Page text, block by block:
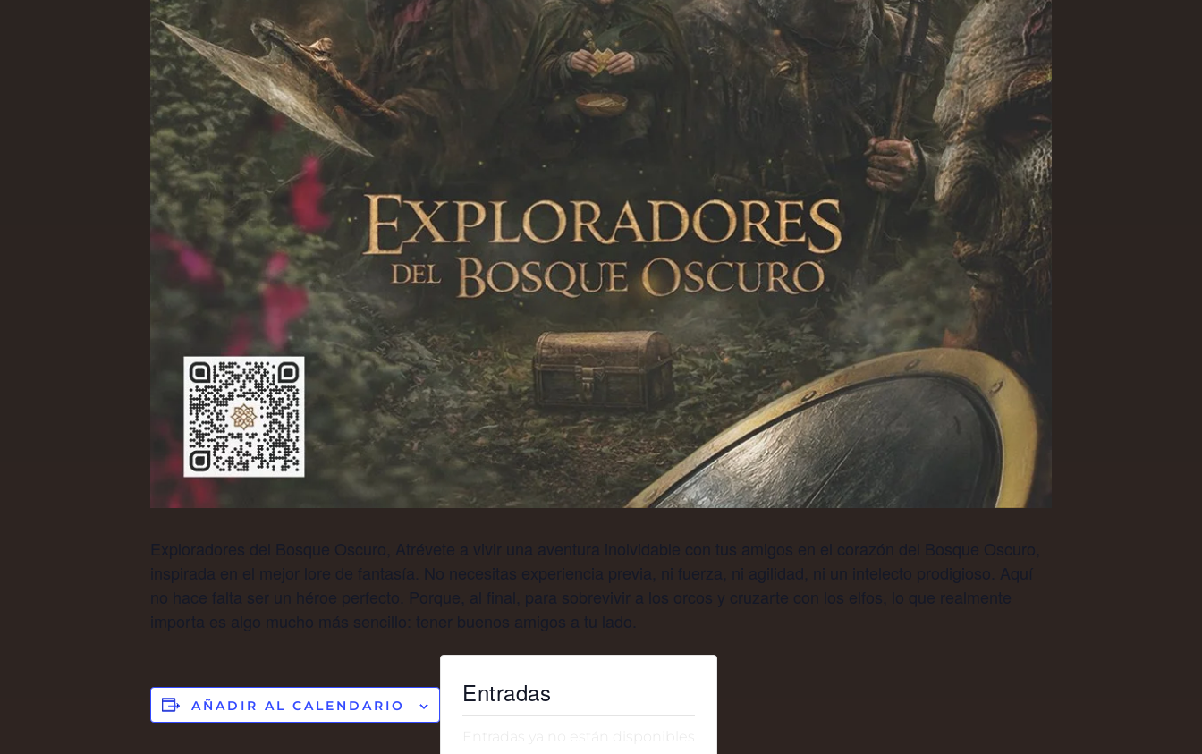
Exploradores del Bosque Oscuro, Atrévete a vivir una aventura inolvidable con tus amigos en el corazón del Bosque Oscuro,
inspirada en el mejor lore de fantasía. No necesitas experiencia previa, ni fuerza, ni agilidad, ni un intelecto prodigioso. Aquí
no hace falta ser un héroe perfecto. Porque, al final, para sobrevivir a los orcos y cruzarte con los elfos, lo que realmente
importa es algo mucho más sencillo: tener buenos amigos a tu lado.
AÑADIR AL CALENDARIO Entradas